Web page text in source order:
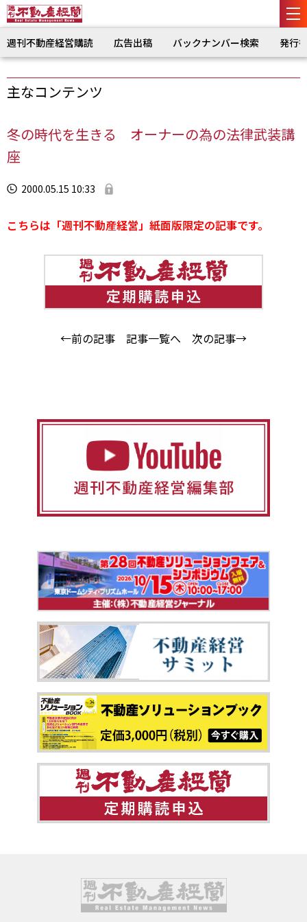
週刊不動産経営購読 広告出稿 バックナンバー検索 発行
主なコンテンツ
冬の時代を生きる オーナーの為の法律武装講
座
2000.05.15 10:33
こちらは「週刊不動産経営」紙面版限定の記事です。
←前の記事 記事一覧へ 次の記事→